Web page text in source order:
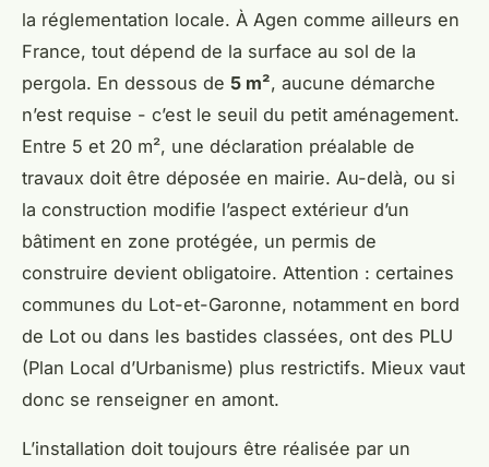
la réglementation locale. À Agen comme ailleurs en
France, tout dépend de la surface au sol de la
pergola. En dessous de 5 m², aucune démarche
n’est requise - c’est le seuil du petit aménagement.
Entre 5 et 20 m², une déclaration préalable de
travaux doit être déposée en mairie. Au-delà, ou si
la construction modifie l’aspect extérieur d’un
bâtiment en zone protégée, un permis de
construire devient obligatoire. Attention : certaines
communes du Lot-et-Garonne, notamment en bord
de Lot ou dans les bastides classées, ont des PLU
(Plan Local d’Urbanisme) plus restrictifs. Mieux vaut
donc se renseigner en amont.
L’installation doit toujours être réalisée par un